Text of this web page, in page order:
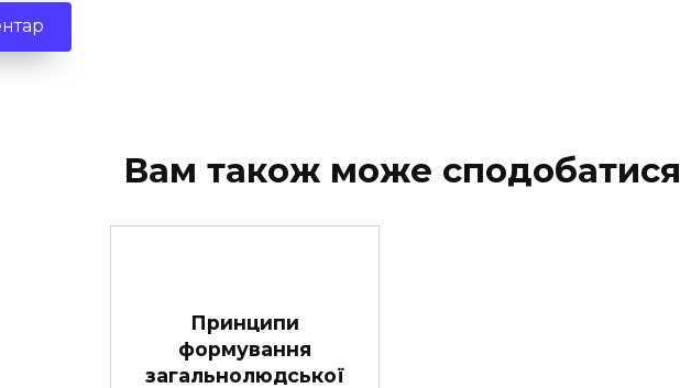
Вам також може сподобатися
Принципи
формування
загальнолюдської